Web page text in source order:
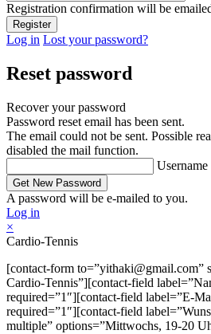
Registration confirmation will be
Log in Lost your password?
Reset password
Recover your password
Password reset email has been sent.
The email could not be sent. Possible
disabled the mail function.
A password will be e-mailed to you.
Log in
×
Cardio-Tennis
[contact-form to=”yithaki@gmail.com”
Cardio-Tennis”][contact-field
required=”1″][contact-field label=”E-
required=”1″][contact-field
multiple” options=”Mittwochs, 19-20